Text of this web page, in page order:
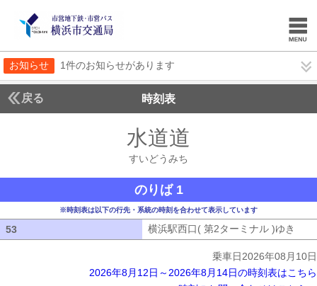
お知らせ 1件のお知らせがあります
戻る 時刻表
水道道
すいどうみち
のりば 1
※時刻表は以下の行先・系統の時刻を合わせて表示しています
53 横浜駅西口( 第2ターミナル )ゆき
乗車日2026年08月10日
2026年8月12日～2026年8月14日の時刻表はこちら